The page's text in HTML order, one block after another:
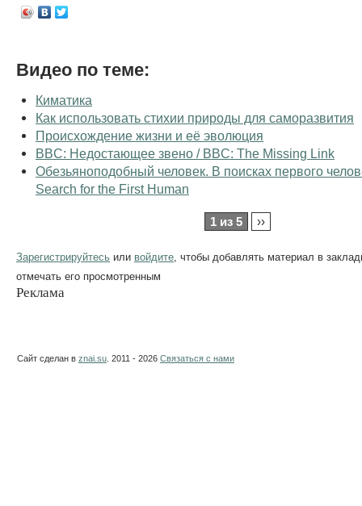
Видео по теме:
Киматика
Как использовать стихии природы для саморазвития
Происхождение жизни и её эволюция
BBC: Недостающее звено / BBC: The Missing Link
Обезьяноподобный человек. В поисках первого
Search for the First Human
1 из 5 ››
Зарегистрируйтесь или войдите , чтобы добавлять материал в
отмечать его просмотренным
Реклама
Сайт сделан в znai.su . 2011 - 2026 Связаться с нами